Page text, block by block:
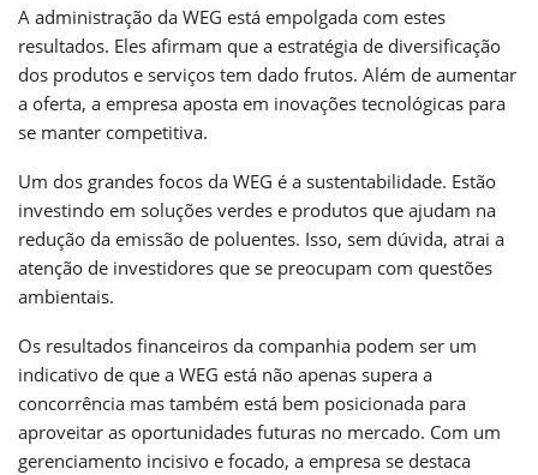
A administração da WEG está empolgada com estes
resultados. Eles afirmam que a estratégia de diversificação
dos produtos e serviços tem dado frutos. Além de aumentar
a oferta, a empresa aposta em inovações tecnológicas para
se manter competitiva.
Um dos grandes focos da WEG é a sustentabilidade. Estão
investindo em soluções verdes e produtos que ajudam na
redução da emissão de poluentes. Isso, sem dúvida, atrai a
atenção de investidores que se preocupam com questões
ambientais.
Os resultados financeiros da companhia podem ser um
indicativo de que a WEG está não apenas supera a
concorrência mas também está bem posicionada para
aproveitar as oportunidades futuras no mercado. Com um
gerenciamento incisivo e focado, a empresa se destaca